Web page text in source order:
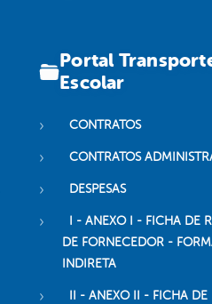
Portal
Escolar
CONTRATOS
CONTRATOS
DESPESAS
I - ANEXO I - FICHA DE
DE FORNECEDOR -
INDIRETA
II - ANEXO II - FICHA DE